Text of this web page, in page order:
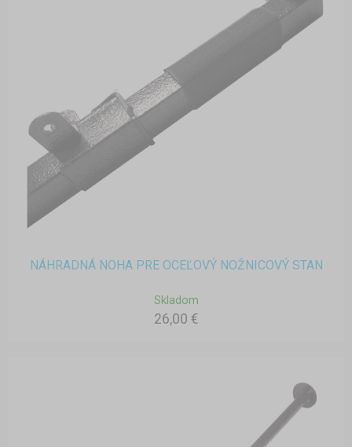
NÁHRADNÁ NOHA PRE OCEĽOVÝ NOŽNICOVÝ STAN
Skladom
26,00 €